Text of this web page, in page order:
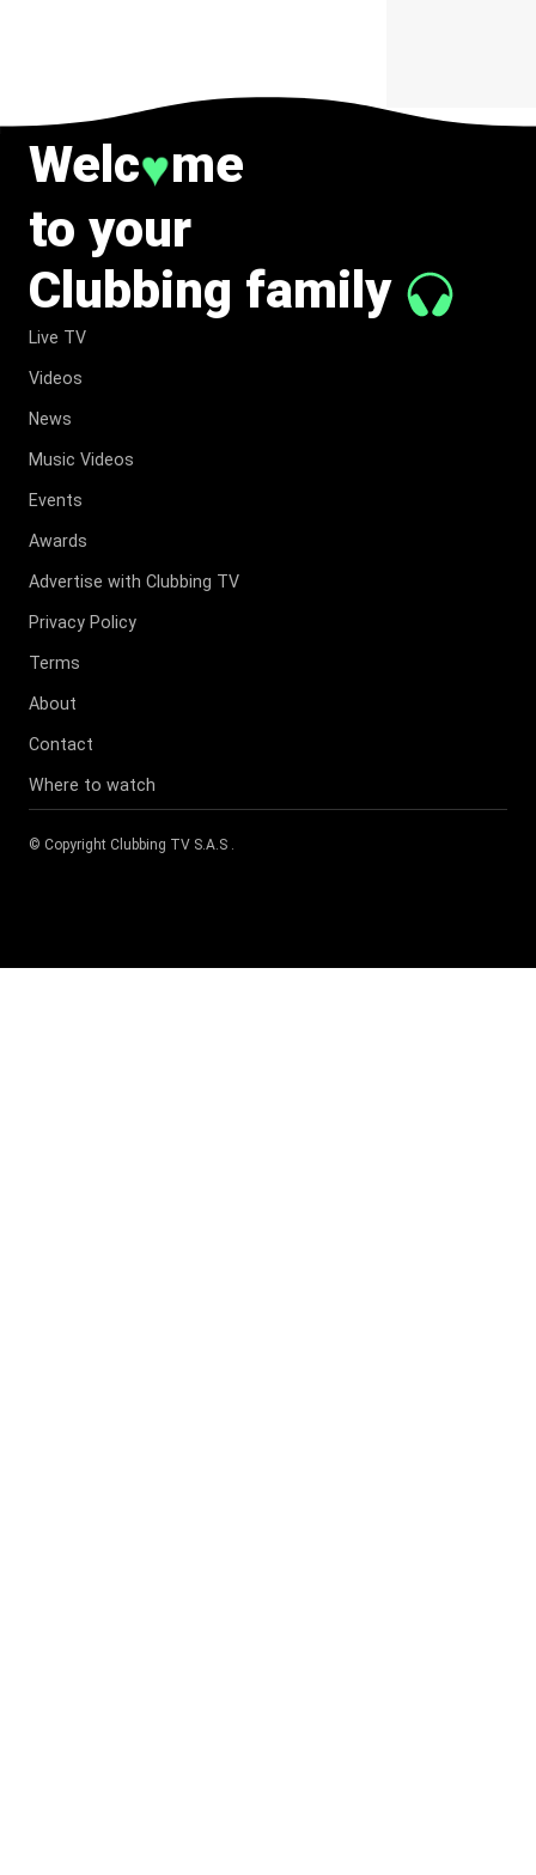
Welc♥me
to your
Clubbing family
Live TV
Videos
News
Music Videos
Events
Awards
Advertise with Clubbing TV
Privacy Policy
Terms
About
Contact
Where to watch
© Copyright Clubbing TV S.A.S .